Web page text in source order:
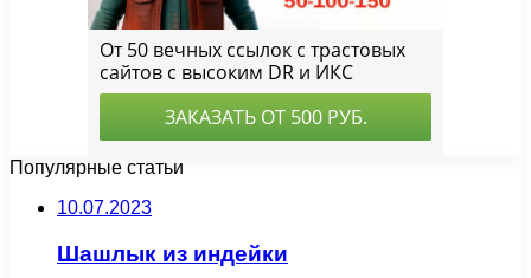
Популярные статьи
10.07.2023
Шашлык из индейки